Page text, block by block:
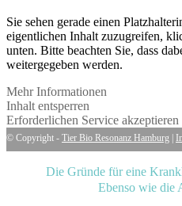
Sie sehen gerade einen
eigentlichen Inhalt zuzugreifen,
unten. Bitte beachten Sie, dass
weitergegeben werden.
Mehr Informationen
Inhalt entsperren
Erforderlichen Service akzeptieren
© Copyright - Tier Bio Resonanz Hamburg
Die Gründe für eine
Ebenso wie die